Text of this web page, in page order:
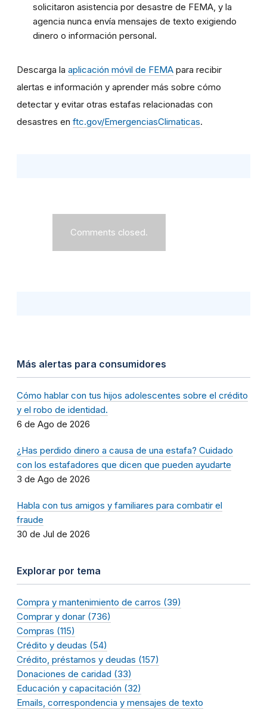
solicitaron asistencia por desastre de FEMA, y la
agencia nunca envía mensajes de texto exigiendo
dinero o información personal.
Descarga la aplicación móvil de FEMA para recibir
alertas e información y aprender más sobre cómo
detectar y evitar otras estafas relacionadas con
desastres en ftc.gov/EmergenciasClimaticas.
Comments closed.
Más alertas para consumidores
Cómo hablar con tus hijos adolescentes sobre el crédito
y el robo de identidad.
6 de Ago de 2026
¿Has perdido dinero a causa de una estafa? Cuidado
con los estafadores que dicen que pueden ayudarte
3 de Ago de 2026
Habla con tus amigos y familiares para combatir el
fraude
30 de Jul de 2026
Explorar por tema
Compra y mantenimiento de carros (39)
Comprar y donar (736)
Compras (115)
Crédito y deudas (54)
Crédito, préstamos y deudas (157)
Donaciones de caridad (33)
Educación y capacitación (32)
Emails, correspondencia y mensajes de texto